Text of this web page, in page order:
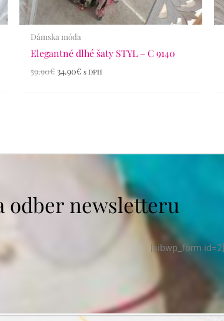
Dámska móda
Elegantné dlhé šaty STYL – C 9140
59.90€ 34.90€ s DPH
odber newsletteru
[sibwp_form id=2]